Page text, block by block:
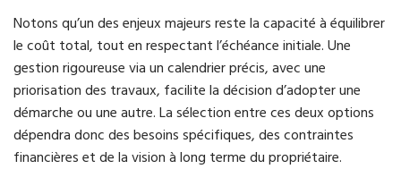
Notons qu’un des enjeux majeurs reste la capacité à équilibrer
le coût total, tout en respectant l’échéance initiale. Une
gestion rigoureuse via un calendrier précis, avec une
priorisation des travaux, facilite la décision d’adopter une
démarche ou une autre. La sélection entre ces deux options
dépendra donc des besoins spécifiques, des contraintes
financières et de la vision à long terme du propriétaire.